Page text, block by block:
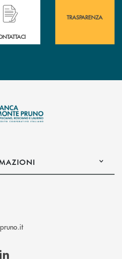
delle&nbsp; filiali&nbsp; di Banca
di assistenza immediata?
TRASPARENZA
(si apre l’app di posta